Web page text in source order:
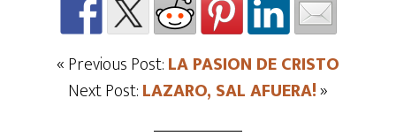
« Previous Post:LA PASION DE CRISTO
Next Post:LAZARO, SAL AFUERA!»